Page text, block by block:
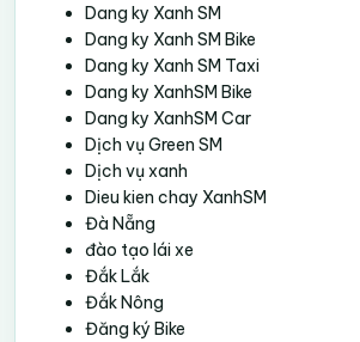
Dang ky Xanh SM
Dang ky Xanh SM Bike
Dang ky Xanh SM Taxi
Dang ky XanhSM Bike
Dang ky XanhSM Car
Dịch vụ Green SM
Dịch vụ xanh
Dieu kien chay XanhSM
Đà Nẵng
đào tạo lái xe
Đắk Lắk
Đắk Nông
Đăng ký Bike